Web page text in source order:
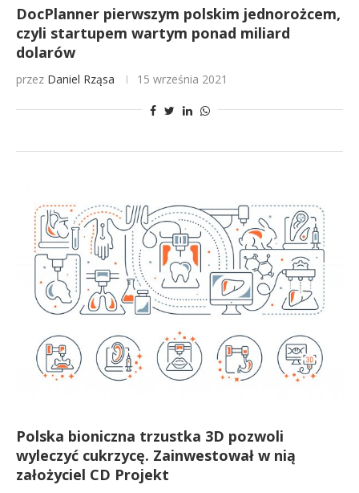
DocPlanner pierwszym polskim jednorożcem,
czyli startupem wartym ponad miliard
dolarów
przez Daniel Rząsa 15 września 2021
Polska bioniczna trzustka 3D pozwoli
wyleczyć cukrzycę. Zainwestował w nią
założyciel CD Projekt